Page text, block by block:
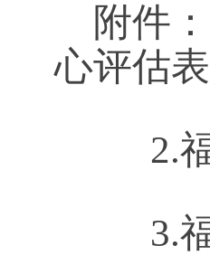
附件：
心评估表
2.
3.